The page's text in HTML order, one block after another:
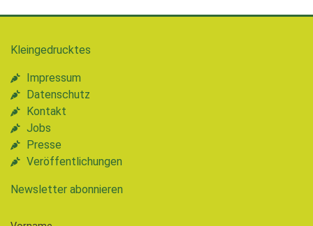
Kleingedrucktes
Impressum
Datenschutz
Kontakt
Jobs
Presse
Veröffentlichungen
Newsletter abonnieren